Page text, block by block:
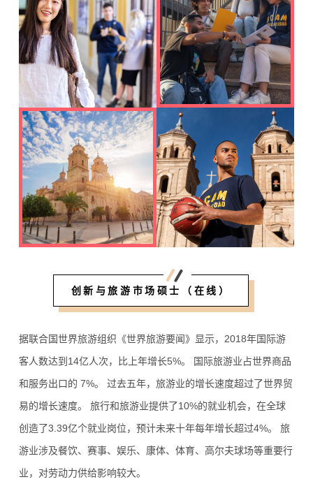
创新与旅游市场硕士（在线）
据联合国世界旅游组织《世界旅游要闻》显示，2018年国际游
客人数达到14亿人次，比上年增长5%。 国际旅游业占世界商品
和服务出口的 7%。 过去五年，旅游业的增长速度超过了世界贸
易的增长速度。 旅行和旅游业提供了10%的就业机会，在全球
创造了3.39亿个就业岗位，预计未来十年每年增长超过4%。 旅
游业涉及餐饮、赛事、娱乐、康体、体育、高尔夫球场等重要行
业，对劳动力供给影响较大。